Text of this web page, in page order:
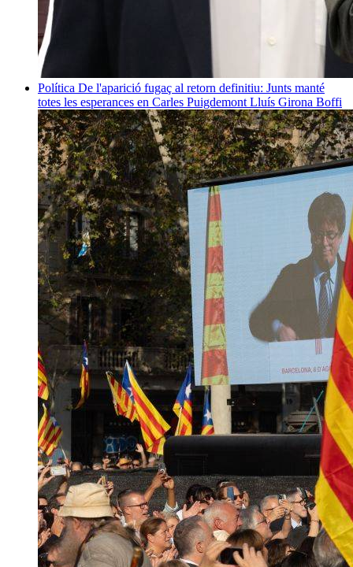
Política De l'aparició fugaç al retorn definitiu: Junts manté
totes les esperances en Carles Puigdemont Lluís Girona Boffi